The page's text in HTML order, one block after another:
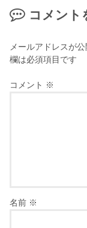
コメント
メールアドレスが
欄は必須項目です
コメント ※
名前 ※